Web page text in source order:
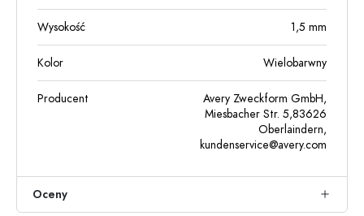
Wysokość 1,5 mm
Kolor Wielobarwny
Producent
Avery Zweckform GmbH,
Miesbacher Str. 5,83626
Oberlaindern,
kundenservice@avery.com
Oceny